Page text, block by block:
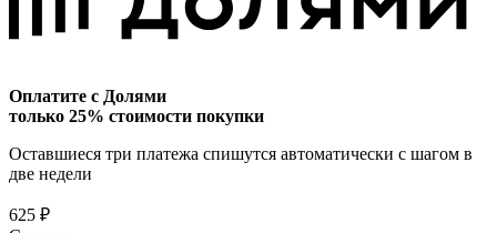
Оплатите с Долями
только 25% стоимости покупки
Оставшиеся три платежа спишутся автоматически с шагом в
две недели
625 ₽